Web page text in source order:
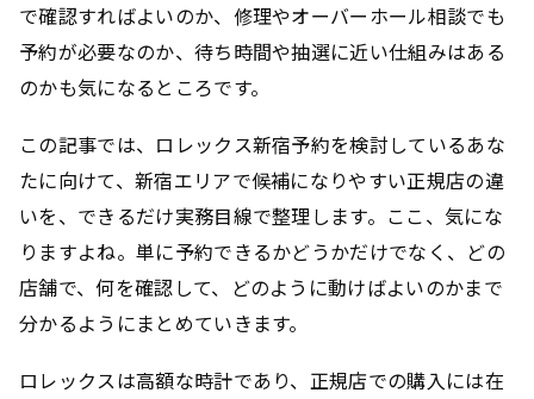
で確認すればよいのか、修理やオーバーホール相談でも
予約が必要なのか、待ち時間や抽選に近い仕組みはある
のかも気になるところです。
この記事では、ロレックス新宿予約を検討しているあな
たに向けて、新宿エリアで候補になりやすい正規店の違
いを、できるだけ実務目線で整理します。ここ、気にな
りますよね。単に予約できるかどうかだけでなく、どの
店舗で、何を確認して、どのように動けばよいのかまで
分かるようにまとめていきます。
ロレックスは高額な時計であり、正規店での購入には在